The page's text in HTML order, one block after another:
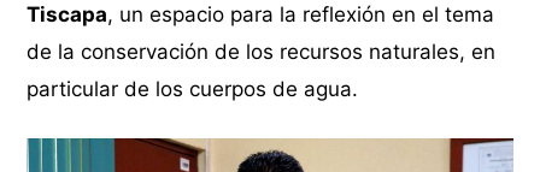
Tiscapa, un espacio para la reflexión en el tema
de la conservación de los recursos naturales, en
particular de los cuerpos de agua.